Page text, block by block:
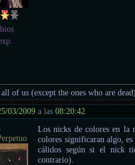
of us (except the ones who are
03/2009 a las08:20:42
Los nicks de colores en la
colores significaran algo,
cálidos según si el nick
contrario).